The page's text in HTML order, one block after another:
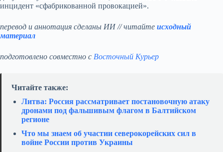
инцидент «сфабрикованной провокацией».
перевод и аннотация сделаны ИИ // читайте исходный
материал
подготовлено совместно с Восточный Курьер
Читайте также:
Литва: Россия рассматривает постановочную атаку
дронами под фальшивым флагом в Балтийском
регионе
Что мы знаем об участии северокорейских сил в
войне России против Украины